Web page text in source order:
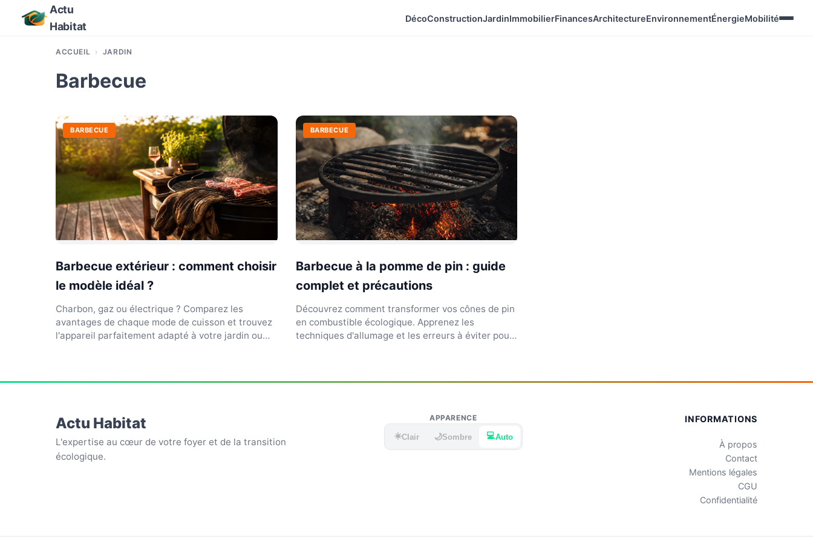
Actu
Habitat
DécoConstructionJardinImmobilierFinancesArchitectureEnvironnementÉnergieMobilité
ACCUEIL JARDIN
Barbecue
BARBECUE
Barbecue extérieur : comment choisir
le modèle idéal ?
Charbon, gaz ou électrique ? Comparez les
avantages de chaque mode de cuisson et trouvez
l'appareil parfaitement adapté à votre jardin ou
BARBECUE
Barbecue à la pomme de pin : guide
complet et précautions
Découvrez comment transformer vos cônes de pin
en combustible écologique. Apprenez les
techniques d'allumage et les erreurs à éviter pour
Actu Habitat
L'expertise au cœur de votre foyer et de la transition
écologique.
APPARENCE
☀️Clair 🌙Sombre 💻Auto
INFORMATIONS
À propos
Contact
Mentions légales
CGU
Confidentialité